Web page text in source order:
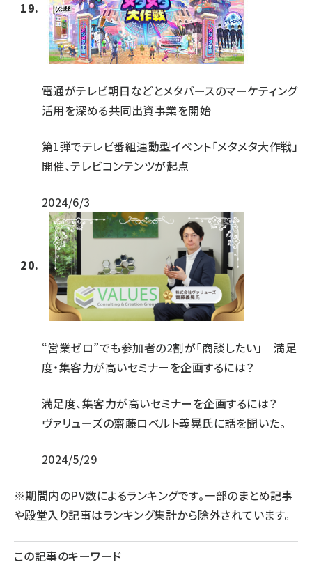
電通がテレビ朝日などとメタバースのマーケティング
活用を深める共同出資事業を開始
第1弾でテレビ番組連動型イベント「メタメタ大作戦」
開催、テレビコンテンツが起点
2024/6/3
“営業ゼロ”でも参加者の2割が「商談したい」 満足
度・集客力が高いセミナーを企画するには？
満足度、集客力が高いセミナーを企画するには？
ヴァリューズの齋藤ロベルト義晃氏に話を聞いた。
2024/5/29
※期間内のPV数によるランキングです。一部のまとめ記事
や殿堂入り記事はランキング集計から除外されています。
この記事のキーワード